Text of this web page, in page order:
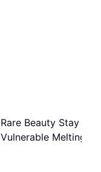
Rare Beauty Stay
Vulnerable Melting